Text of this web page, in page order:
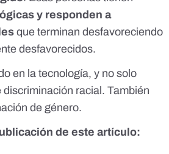
y responden a
que terminan desfavoreciendo
desfavorecidos.
en la tecnología, y no solo
racial. También
de género.
de este artículo: